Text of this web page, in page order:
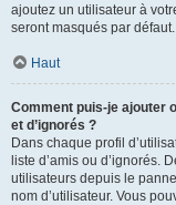
ajoutez un utilisateur à
seront masqués par défaut.
Haut
Comment puis-je ajouter
et d’ignorés ?
Dans chaque profil
liste d’amis ou d’ignorés.
utilisateurs depuis le
nom d’utilisateur. Vous